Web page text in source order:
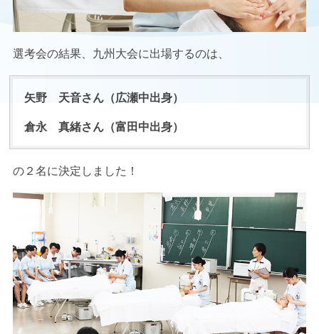
選考会の結果、九州大会に出場するのは、
矢野 天音さん（広瀬中出身）
倉永 真緒さん（富田中出身）
の２名に決定しました！